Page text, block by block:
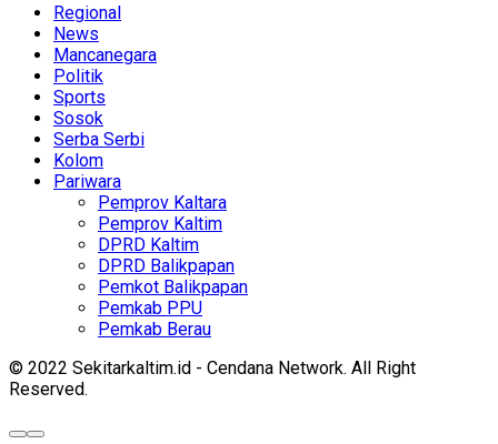
Regional
News
Mancanegara
Politik
Sports
Sosok
Serba Serbi
Kolom
Pariwara
Pemprov Kaltara
Pemprov Kaltim
DPRD Kaltim
DPRD Balikpapan
Pemkot Balikpapan
Pemkab PPU
Pemkab Berau
© 2022 Sekitarkaltim.id - Cendana Network. All Right
Reserved.